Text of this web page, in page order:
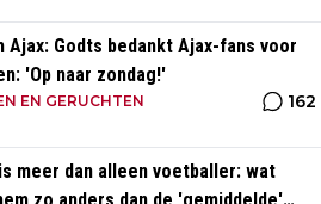
Ajax: Godts bedankt Ajax-fans voor
'Op naar zondag!'
EN GERUCHTEN 162
meer dan alleen voetballer: wat